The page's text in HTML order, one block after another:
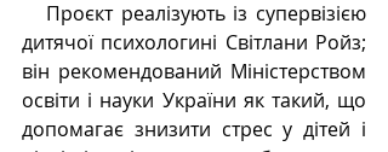
дитячої психологині Світлани Ройз;
він рекомендований Міністерством
освіти і науки України як такий, що
допомагає знизити стрес у дітей і